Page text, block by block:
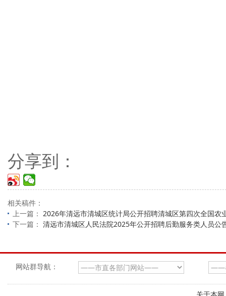
分享到：
相关稿件：
上一篇： 2026年清远市清城区统计局公开招聘清城区第四次全国农
下一篇： 清远市清城区人民法院2025年公开招聘后勤服务类人员公
网站群导航：